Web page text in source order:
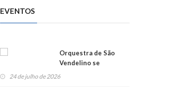
EVENTOS
Orquestra de São
Vendelino se
apresenta na
24 de julho de 2026